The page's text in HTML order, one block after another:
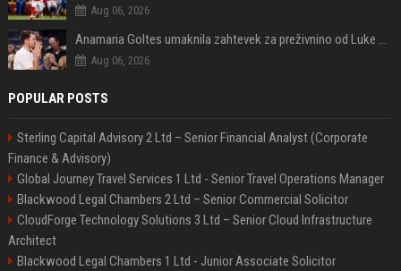
Aug 06, 2026
Anamaria Goltes umaknila zahtevek za preživnino od Luke Dončića
Aug 06, 2026
POPULAR POSTS
Sterling Capital Advisory 2 Ltd – Senior Financial Analyst (Corporate
Finance & Advisory)
Global Journey Travel Services 1 Ltd - Senior Travel Operations Manager
Blackwood Legal Chambers 2 Ltd – Senior Commercial Solicitor
CloudForge Technology Solutions 3 Ltd – Senior Cloud Infrastructure
Architect
Blackwood Legal Chambers 1 Ltd - Junior Associate Solicitor